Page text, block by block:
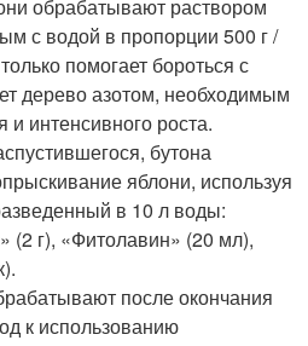
обрабатывают раствором
с водой в пропорции 500 г /
помогает бороться с
дерево азотом, необходимым
интенсивного роста.
бутона
яблони, используя
в 10 л воды:
(2 г), «Фитолавин» (20 мл),
после окончания
к использованию